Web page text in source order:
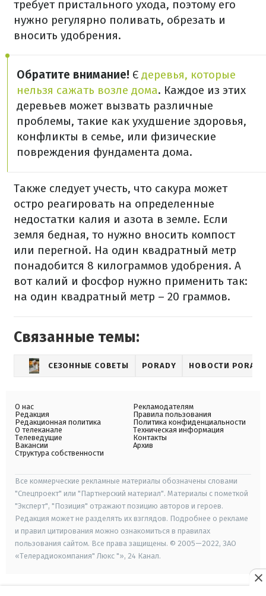
требует пристального ухода, поэтому его
нужно регулярно поливать, обрезать и
вносить удобрения.
Обратите внимание! Є деревья, которые
нельзя сажать возле дома. Каждое из этих
деревьев может вызвать различные
проблемы, такие как ухудшение здоровья,
конфликты в семье, или физические
повреждения фундамента дома.
Также следует учесть, что сакура может
остро реагировать на определенные
недостатки калия и азота в земле. Если
земля бедная, то нужно вносить компост
или перегной. На один квадратный метр
понадобится 8 килограммов удобрения. А
вот калий и фосфор нужно применить так:
на один квадратный метр – 20 граммов.
Связанные темы:
СЕЗОННЫЕ СОВЕТЫ PORADY НОВОСТИ PORADY
О нас
Редакция
Редакционная политика
О телеканале
Телеведущие
Вакансии
Структура собственности
Рекламодателям
Правила пользования
Политика конфиденциальности
Техническая информация
Контакты
Архив
Все коммерческие рекламные материалы обозначены словами
"Спецпроект" или "Партнерский материал". Материалы с пометкой
"Эксперт", "Позиция" отражают позицию авторов и героев.
Редакция может не разделять их взглядов. Подробнее о рекламе
и правил цитирования можно ознакомиться в правилах
пользования сайтом. Все права защищены. © 2005—2022, ЗАО
«Телерадиокомпания" Люкс "», 24 Канал.